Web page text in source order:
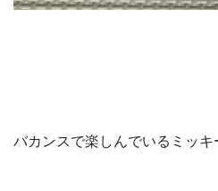
バカンスで楽しんでいるミッキ